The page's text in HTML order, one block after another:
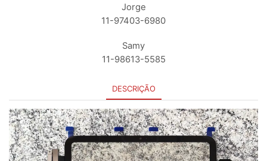
Jorge
11-97403-6980
Samy
11-98613-5585
DESCRIÇÃO